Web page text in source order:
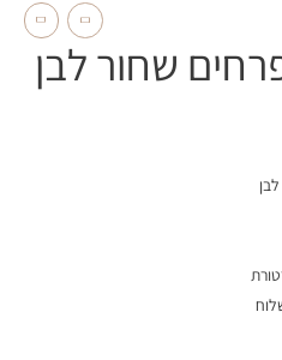
שחור לבן